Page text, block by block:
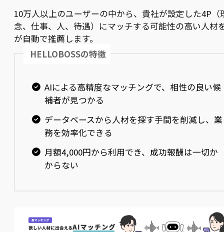
10万人以上のユーザーの中から、貴社が設定した4P（
念、仕事、人、待遇）にマッチする可能性の高い人材
が自動で推薦します。
HELLOBOSSの特徴
AIによる高精度なマッチングで、相性の良い候
補者が見つかる
データベースから人材を探す手間を削減し、業
務を効率化できる
月額4,000円から利用でき、成功報酬は一切か
からない